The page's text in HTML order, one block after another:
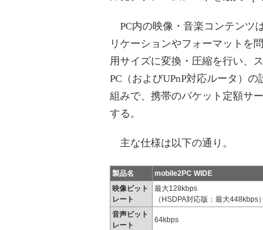
PC内の映像・音楽コンテンツ
リケーションやフォーマットを
用サイズに変換・圧縮を行い、
PC（およびUPnP対応ルータ）
組みで、携帯のパケット定額サ
する。
主な仕様は以下の通り。
製品名
mobile2PC WIDE
映像ビット
レート
最大128kbps
（HSDPA対応版：最大448kbps）
音声ビット
レート
64kbps